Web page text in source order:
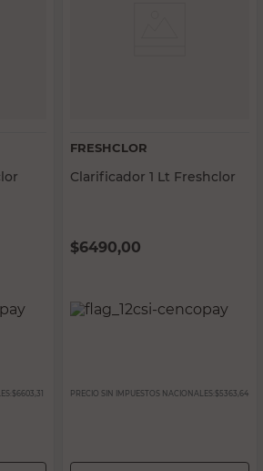
$6603,31
FRESHCLOR
Clarificador 1 Lt Freshclor
$6490,00
PRECIO SIN IMPUESTOS NACIONALES: $5363,64